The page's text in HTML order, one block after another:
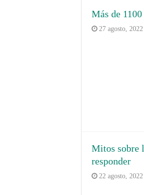
Más de
27 agosto, 2022
Mitos sobre
responder
22 agosto, 2022